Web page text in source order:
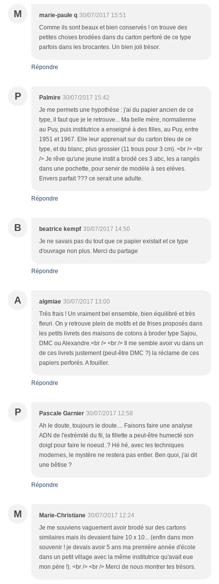
M marie-paule q 30/07/2017 15:51
Comme ils sont beaux et bien conservés ! on trouve des
petites choses brodées dans du carton perforé de ce type
parfois dans les brocantes. Un bien joli trésor.
Répondre
P Palmire 30/07/2017 15:42
Je me permets une hypothèse : j'ai du papier ancien de ce
type, il faut que je le retrouve... Ma belle mère, normalienne
au Puy, puis institutrice a enseigné à des filles, au Puy, entre
1951 et 1967. Elle leur apprenait sur du carton bleu de ce
type, et du blanc, plus grossier (11 trous pour 3 cm). <br /> <br
/> Je rêve qu'une jeune instit a brodé ces 3 abc, les a rangés
dans une pochette, pour servir de modèle à ses elèves.
Envers parfait ??? ce serait une adulte.
Répondre
B beatrice kempf 30/07/2017 14:50
Je ne savais pas du tout que ce papier existait et ce type
d'ouvrage non plus. Merci du partage
Répondre
A algmiae 30/07/2017 13:00
Très frais ! Un vraiment bel ensemble, bien équilibré et très
fleuri. On y retrouve plein de motifs et de frises proposés dans
les petits livrets des maisons de cotons à broder type Sajou,
DMC ou Alexandre.<br /> <br /> Il me semble avoir vu dans un
de ces livrets justement (peut-être DMC ?) la réclame de ces
papiers perforés. A fouiller.
Répondre
P Pascale Garnier 30/07/2017 12:58
Ah le doute, toujours le doute.... Faisons faire une analyse
ADN de l'extrémité du fil, la fillette a peut-être humecté son
doigt pour faire le noeud..? Hé hé, avec les techniques
modernes, le mystère ne restera pas entier. Ben quoi, j'ai dit
une bêtise ?
Répondre
M Marie-Christiane 30/07/2017 12:24
Je me souviens vaguement avoir brodé sur des cartons
similaires mais ils devaient faire 10 x 10... (enfin dans mon
souvenir ! je devais avoir 5 ans ma première année d'école
dans un petit village avec la même institutrice qu'avait eue
mon père !). <br /> <br /> Merci de nous montrer tes trésors.